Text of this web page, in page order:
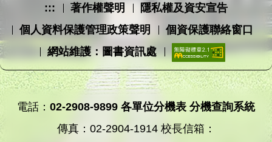
::: 著作權聲明
隱私權及資安宣告
個人資料保護管理政策聲明
個資保護聯絡窗口
網站維護：圖書資訊處
電話： 02-2908-9899 各單位分機表 分機查詢系統
傳真：02-2904-1914 校長信箱：